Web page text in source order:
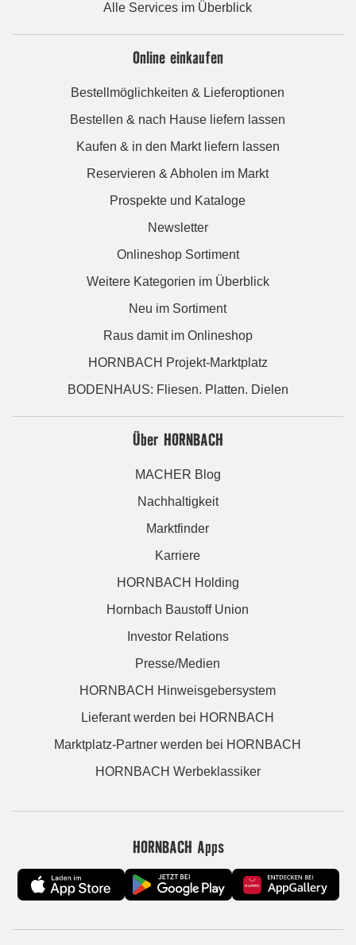
Alle Services im Überblick
Online einkaufen
Bestellmöglichkeiten & Lieferoptionen
Bestellen & nach Hause liefern lassen
Kaufen & in den Markt liefern lassen
Reservieren & Abholen im Markt
Prospekte und Kataloge
Newsletter
Onlineshop Sortiment
Weitere Kategorien im Überblick
Neu im Sortiment
Raus damit im Onlineshop
HORNBACH Projekt-Marktplatz
BODENHAUS: Fliesen. Platten. Dielen
Über HORNBACH
MACHER Blog
Nachhaltigkeit
Marktfinder
Karriere
HORNBACH Holding
Hornbach Baustoff Union
Investor Relations
Presse/Medien
HORNBACH Hinweisgebersystem
Lieferant werden bei HORNBACH
Marktplatz-Partner werden bei HORNBACH
HORNBACH Werbeklassiker
HORNBACH Apps